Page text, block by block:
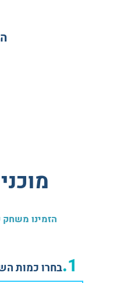
הזמינו משחק קבוצתי מרתק ב-3 צעדים
1. בחרו כמות